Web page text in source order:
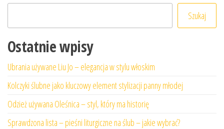
Szukaj
Ostatnie wpisy
Ubrania używane Liu Jo – elegancja w stylu włoskim
Kolczyki ślubne jako kluczowy element stylizacji panny młodej
Odzież używana Oleśnica – styl, który ma historię
Sprawdzona lista – pieśni liturgiczne na ślub – jakie wybrać?